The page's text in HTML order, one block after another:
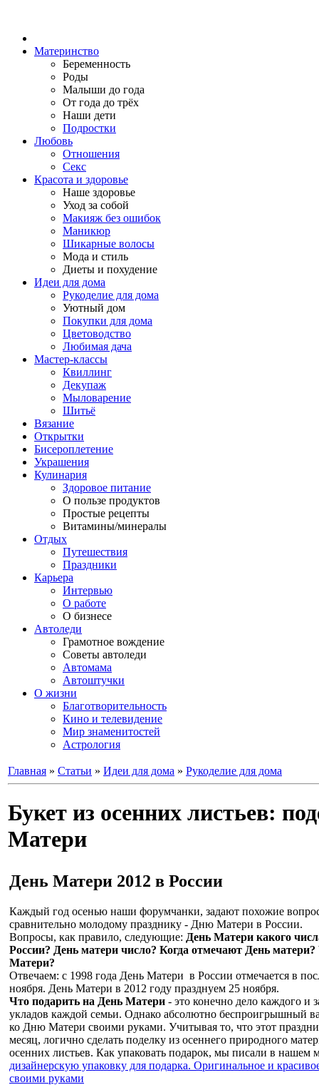
Материнство
Беременность
Роды
Малыши до года
От года до трёх
Наши дети
Подростки
Любовь
Отношения
Секс
Красота и здоровье
Наше здоровье
Уход за собой
Макияж без ошибок
Маникюр
Шикарные волосы
Мода и стиль
Диеты и похудение
Идеи для дома
Рукоделие для дома
Уютный дом
Покупки для дома
Цветоводство
Любимая дача
Мастер-классы
Квиллинг
Декупаж
Мыловарение
Шитьё
Вязание
Открытки
Бисероплетение
Украшения
Кулинария
Здоровое питание
О пользе продуктов
Простые рецепты
Витамины/минералы
Отдых
Путешествия
Праздники
Карьера
Интервью
О работе
О бизнесе
Автоледи
Грамотное вождение
Советы автоледи
Автомама
Автоштучки
О жизни
Благотворительность
Кино и телевидение
Мир знаменитостей
Астрология
Главная » Статьи » Идеи для дома » Рукоделие для дома
Букет из осенних листьев:
Матери
День Матери 2012 в России
Каждый год осенью наши форумчанки, задают похожие
сравнительно молодому празднику - Дню Матери в России.
Вопросы, как правило, следующие: День Матери какого
России? День матери число? Когда отмечают День
Матери?
Отвечаем: с 1998 года День Матери в России отмечается в
ноября. День Матери в 2012 году празднуем 25 ноября.
Что подарить на День Матери - это конечно дело каждого и
укладов каждой семьи. Однако абсолютно беспроигрышный
ко Дню Матери своими руками. Учитывая то, что этот
месяц, логично сделать поделку из осеннего природного
осенних листьев. Как упаковать подарок, мы писали в нашем
дизайнерскую упаковку для подарка. Оригинальное и
своими руками